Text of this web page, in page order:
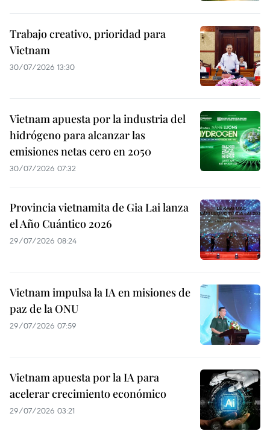
Trabajo creativo, prioridad para
Vietnam
30/07/2026 13:30
Vietnam apuesta por la industria del
hidrógeno para alcanzar las
emisiones netas cero en 2050
30/07/2026 07:32
Provincia vietnamita de Gia Lai lanza
el Año Cuántico 2026
29/07/2026 08:24
Vietnam impulsa la IA en misiones de
paz de la ONU
29/07/2026 07:59
Vietnam apuesta por la IA para
acelerar crecimiento económico
29/07/2026 03:21